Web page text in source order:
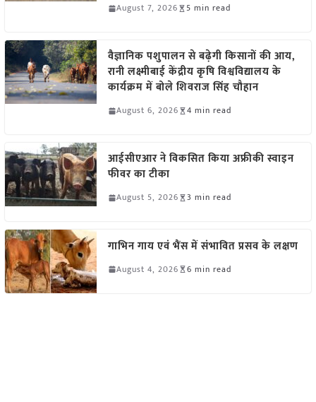
August 7, 2026 5 min read
वैज्ञानिक पशुपालन से बढ़ेगी किसानों की आय,
रानी लक्ष्मीबाई केंद्रीय कृषि विश्वविद्यालय के
कार्यक्रम में बोले शिवराज सिंह चौहान
August 6, 2026 4 min read
आईसीएआर ने विकसित किया अफ्रीकी स्वाइन
फीवर का टीका
August 5, 2026 3 min read
गाभिन गाय एवं भैंस में संभावित प्रसव के लक्षण
August 4, 2026 6 min read